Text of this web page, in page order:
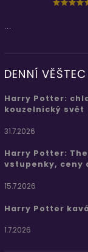
...
DENNÍ
Harry Potter:
kouzelnický svět
31.7.2026
Harry Potter:
vstupenky, ceny
15.7.2026
Harry Potter
1.7.2026